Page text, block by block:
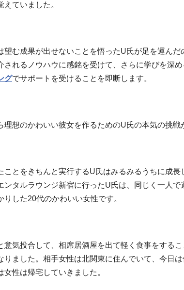
えていました。
望む成果が出せないことを悟ったU氏が足を運んだ
されるノウハウに感銘を受けて、さらに学びを深め
グでサポートを受けることを即断します。
理想のかわいい彼女を作るためのU氏の本気の挑戦
ことをきちんと実行するU氏はみるみるうちに成
ンタルラウンジ新宿に行ったU氏は、同じく一人
りした20代のかわいい女性です。
意気投合して、相席居酒屋を出て軽く食事をする
りました。相手女性は北関東に住んでいて、今日
女性は帰宅していきました。